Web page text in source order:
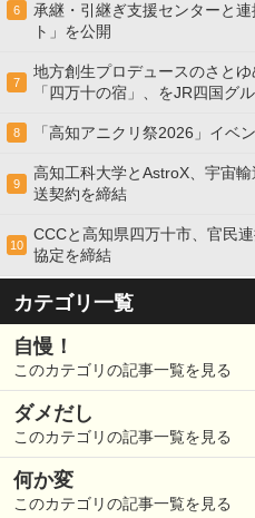
6
承継・引継ぎ支援センターと
ト」を公開
7
地方創生プロデュースのさと
「四万十の宿」、をJR四国グ
8 「高知アニクリ祭2026」イベ
9
高知工科大学とAstroX、宇宙
送契約を締結
10
CCCと高知県四万十市、官民
協定を締結
カテゴリ一覧
自慢！
このカテゴリの記事一覧を見る
ダメだし
このカテゴリの記事一覧を見る
何か変
このカテゴリの記事一覧を見る